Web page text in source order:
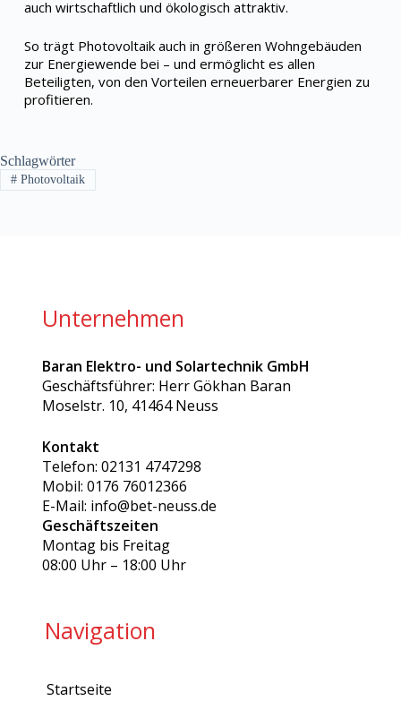
auch wirtschaftlich und ökologisch attraktiv.
So trägt Photovoltaik auch in größeren Wohngebäuden
zur Energiewende bei – und ermöglicht es allen
Beteiligten, von den Vorteilen erneuerbarer Energien zu
profitieren.
Schlagwörter
#Photovoltaik
Unternehmen
Baran Elektro- und Solartechnik GmbH
Geschäftsführer: Herr Gökhan Baran
Moselstr. 10, 41464 Neuss
Kontakt
Telefon: 02131 4747298
Mobil: 0176 76012366
E-Mail: info@bet-neuss.de
Geschäftszeiten
Montag bis Freitag
08:00 Uhr – 18:00 Uhr
Navigation
Startseite